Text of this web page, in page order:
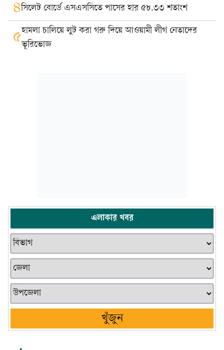
৪সিলেট বোর্ডে এসএসসিতে পাসের হার ৫৮.৩৩ শতাংশ
৫হামলা চালিয়ে লুট করা গরু দিয়ে আওয়ামী লীগ নেতাদের
ভূরিভোজ
এলাকার খবর
খুঁজুন